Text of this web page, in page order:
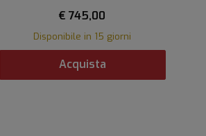
€ 745,00
Disponibile in 15 giorni
Acquista